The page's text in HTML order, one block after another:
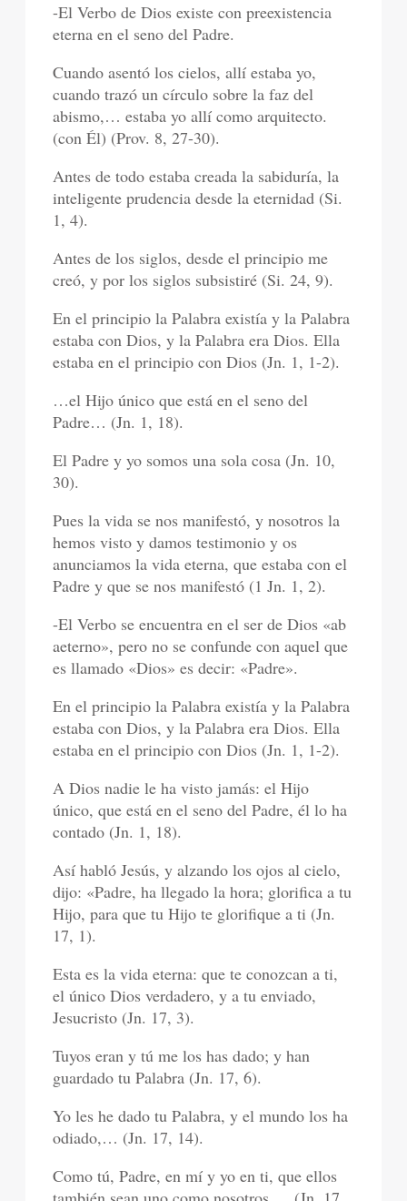
-El Verbo de Dios existe con preexistencia
eterna en el seno del Padre.
Cuando asentó los cielos, allí estaba yo,
cuando trazó un círculo sobre la faz del
abismo,… estaba yo allí como arquitecto.
(con Él) (Prov. 8, 27-30).
Antes de todo estaba creada la sabiduría, la
inteligente prudencia desde la eternidad (Si.
1, 4).
Antes de los siglos, desde el principio me
creó, y por los siglos subsistiré (Si. 24, 9).
En el principio la Palabra existía y la Palabra
estaba con Dios, y la Palabra era Dios. Ella
estaba en el principio con Dios (Jn. 1, 1-2).
…el Hijo único que está en el seno del
Padre… (Jn. 1, 18).
El Padre y yo somos una sola cosa (Jn. 10,
30).
Pues la vida se nos manifestó, y nosotros la
hemos visto y damos testimonio y os
anunciamos la vida eterna, que estaba con el
Padre y que se nos manifestó (1 Jn. 1, 2).
-El Verbo se encuentra en el ser de Dios «ab
aeterno», pero no se confunde con aquel que
es llamado «Dios» es decir: «Padre».
En el principio la Palabra existía y la Palabra
estaba con Dios, y la Palabra era Dios. Ella
estaba en el principio con Dios (Jn. 1, 1-2).
A Dios nadie le ha visto jamás: el Hijo
único, que está en el seno del Padre, él lo ha
contado (Jn. 1, 18).
Así habló Jesús, y alzando los ojos al cielo,
dijo: «Padre, ha llegado la hora; glorifica a tu
Hijo, para que tu Hijo te glorifique a ti (Jn.
17, 1).
Esta es la vida eterna: que te conozcan a ti,
el único Dios verdadero, y a tu enviado,
Jesucristo (Jn. 17, 3).
Tuyos eran y tú me los has dado; y han
guardado tu Palabra (Jn. 17, 6).
Yo les he dado tu Palabra, y el mundo los ha
odiado,… (Jn. 17, 14).
Como tú, Padre, en mí y yo en ti, que ellos